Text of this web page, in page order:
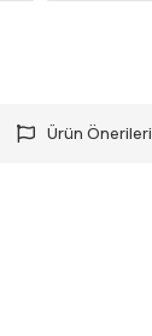
Ürün Önerileri